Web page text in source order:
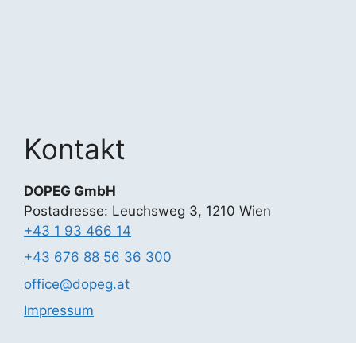
Kontakt
DOPEG GmbH
Postadresse: Leuchsweg 3, 1210 Wien
+43 1 93 466 14
+43 676 88 56 36 300
office@dopeg.at
Impressum